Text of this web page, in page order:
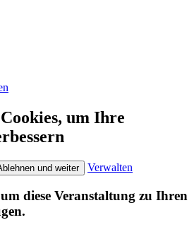
um Ihre
und weiter Verwalten
diese Veranstaltung zu Ihren